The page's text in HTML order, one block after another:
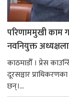
परिणाममुखी काम
नवनियुक्त
काठमाडौँ । प्रेस
दूरसञ्चार
छन्।...